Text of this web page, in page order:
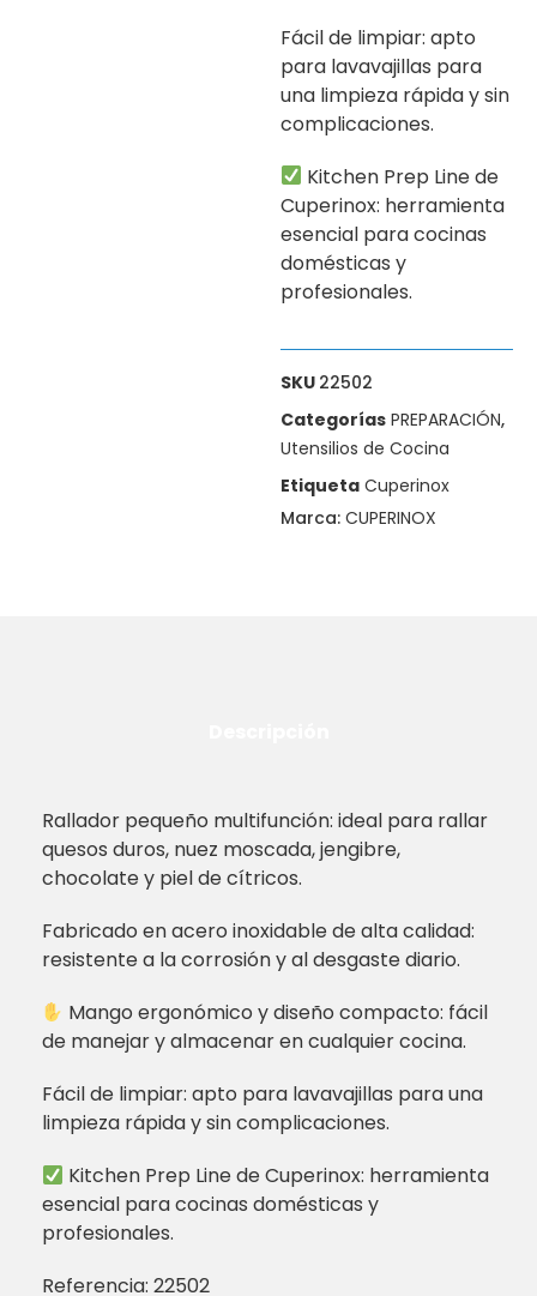
Fácil de limpiar: apto
para lavavajillas para
una limpieza rápida y sin
complicaciones.
Kitchen Prep Line de
Cuperinox: herramienta
esencial para cocinas
domésticas y
profesionales.
SKU 22502
Categorías PREPARACIÓN,
Utensilios de Cocina
Etiqueta Cuperinox
Marca: CUPERINOX
Rallador pequeño multifunción: ideal para rallar
quesos duros, nuez moscada, jengibre,
chocolate y piel de cítricos.
Fabricado en acero inoxidable de alta calidad:
resistente a la corrosión y al desgaste diario.
Mango ergonómico y diseño compacto: fácil
de manejar y almacenar en cualquier cocina.
Fácil de limpiar: apto para lavavajillas para una
limpieza rápida y sin complicaciones.
Kitchen Prep Line de Cuperinox: herramienta
esencial para cocinas domésticas y
profesionales.
Referencia: 22502